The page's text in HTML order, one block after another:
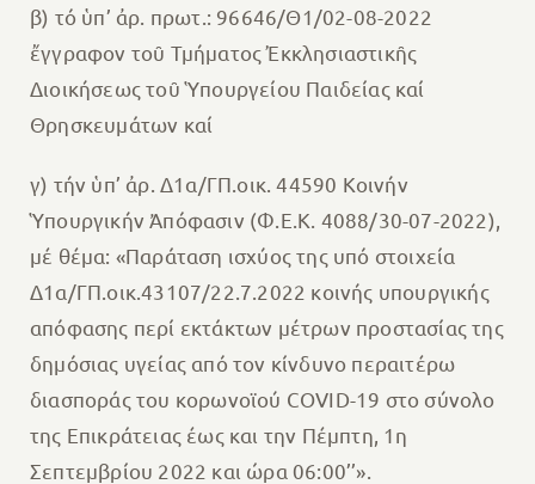
β) τό ὑπ’ ἀρ. πρωτ.: 96646/Θ1/02-08-2022
ἔγγραφον τοῦ Τμήματος Ἐκκλησιαστικῆς
Διοικήσεως τοῦ Ὑπουργείου Παιδείας καί
Θρησκευμάτων καί
γ) τήν ὑπ’ ἀρ. Δ1α/ΓΠ.οικ. 44590 Κοινήν
Ὑπουργικήν Ἀπόφασιν (Φ.Ε.Κ. 4088/30-07-2022),
μέ θέμα: «Παράταση ισχύος της υπό στοιχεία
Δ1α/ΓΠ.οικ.43107/22.7.2022 κοινής υπουργικής
απόφασης περί εκτάκτων μέτρων προστασίας της
δημόσιας υγείας από τον κίνδυνο περαιτέρω
διασποράς του κορωνοϊού COVID-19 στο σύνολο
της Επικράτειας έως και την Πέμπτη, 1η
Σεπτεμβρίου 2022 και ώρα 06:00’’».